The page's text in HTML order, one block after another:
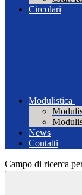
Circolari
Modulistica
News
Contatti
Campo di ricerca